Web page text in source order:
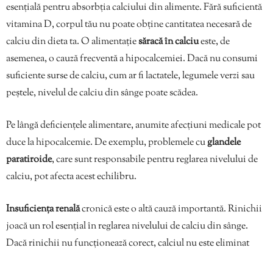
esențială pentru absorbția calciului din alimente. Fără suficientă
vitamina D, corpul tău nu poate obține cantitatea necesară de
calciu din dieta ta. O alimentațiesăracă în calciueste, de
asemenea, o cauză frecventă a hipocalcemiei. Dacă nu consumi
suficiente surse de calciu, cum ar fi lactatele, legumele verzi sau
peștele, nivelul de calciu din sânge poate scădea.
Pe lângă deficiențele alimentare, anumite afecțiuni medicale pot
duce la hipocalcemie. De exemplu, problemele cuglandele
paratiroide, care sunt responsabile pentru reglarea nivelului de
calciu, pot afecta acest echilibru.
Insuficiența renalăcronică este o altă cauză importantă. Rinichii
joacă un rol esențial în reglarea nivelului de calciu din sânge.
Dacă rinichii nu funcționează corect, calciul nu este eliminat